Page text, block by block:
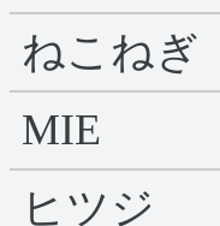
ねこねぎ
MIE
ヒツジ